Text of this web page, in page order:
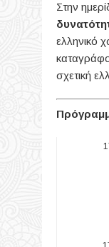
Στην
ελληνικό
σχετική